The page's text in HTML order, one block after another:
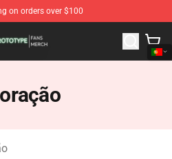
on orders over $100
Prototype Merchandise Store